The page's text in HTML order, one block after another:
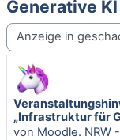
Generative
Anzeigemodus
„Infrastruktur für
von Moodle. NRW -
Anzahl Antworten: